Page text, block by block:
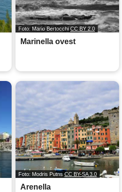
Foto: Mario BertocchiCC BY 2.0
Marinella ovest
Foto: Modris PutnsCC BY-SA 3.0
Arenella